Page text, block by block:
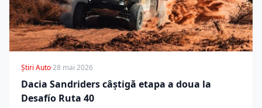
Știri Auto·28 mai 2026
Dacia Sandriders câștigă etapa a doua la
Desafío Ruta 40